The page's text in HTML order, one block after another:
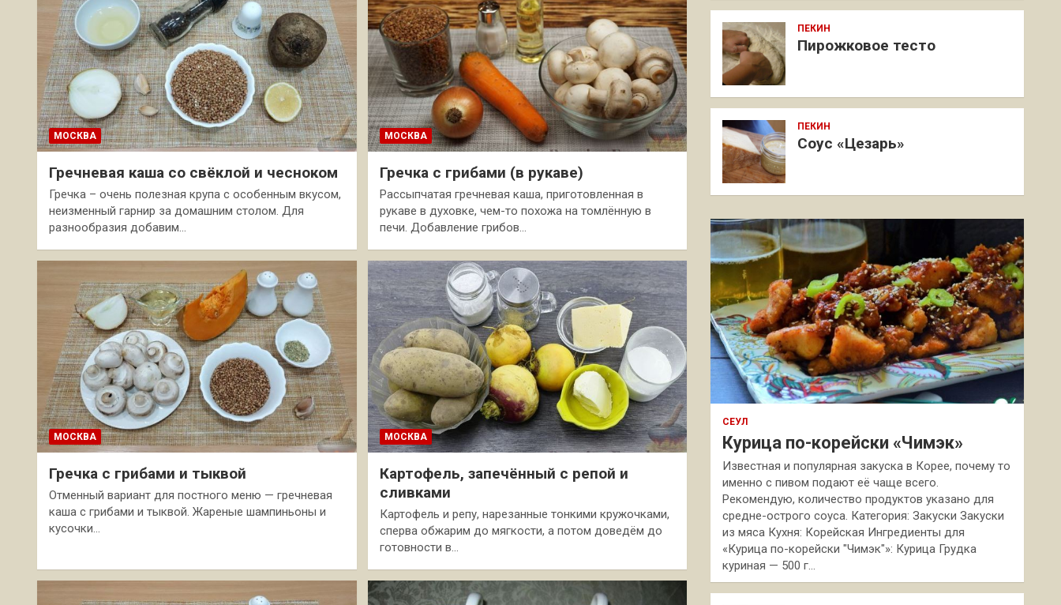
МОСКВА
Гречневая каша со свёклой и чесноком
Гречка – очень полезная крупа с особенным вкусом,
неизменный гарнир за домашним столом. Для
разнообразия добавим…
МОСКВА
Гречка с грибами (в рукаве)
Рассыпчатая гречневая каша, приготовленная в
рукаве в духовке, чем-то похожа на томлённую в
печи. Добавление грибов…
МОСКВА
Гречка с грибами и тыквой
Отменный вариант для постного меню — гречневая
каша с грибами и тыквой. Жареные шампиньоны и
кусочки…
МОСКВА
Картофель, запечённый с репой и
сливками
Картофель и репу, нарезанные тонкими кружочками,
сперва обжарим до мягкости, а потом доведём до
готовности в…
ПЕКИН
Пирожковое тесто
ПЕКИН
Соус «Цезарь»
СЕУЛ
Курица по-корейски «Чимэк»
Известная и популярная закуска в Корее, почему то
именно с пивом подают её чаще всего.
Рекомендую, количество продуктов указано для
средне-острого соуса. Категория: Закуски Закуски
из мяса Кухня: Корейская Ингредиенты для
«Курица по-корейски "Чимэк"»: Курица Грудка
куриная — 500 г…